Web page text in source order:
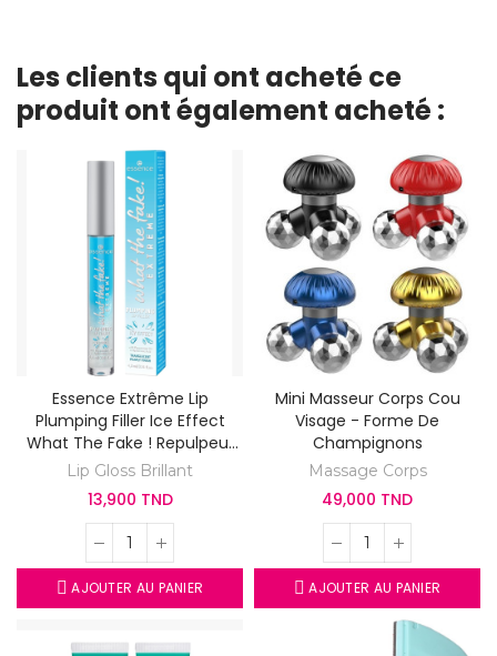
Les clients qui ont acheté ce
produit ont également acheté :
Essence Extrême Lip
Plumping Filler Ice Effect
What The Fake ! Repulpeur
Lèvres Extrême
Lip Gloss Brillant
13,900 TND
AJOUTER AU PANIER
Mini Masseur Corps Cou
Visage - Forme De
Champignons
Massage Corps
49,000 TND
AJOUTER AU PANIER